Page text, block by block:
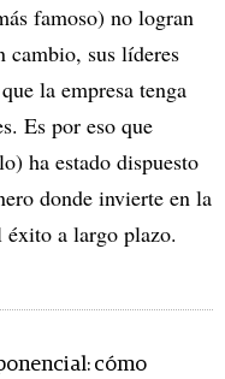
famoso) no logran
cambio, sus líderes
la empresa tenga
Es por eso que
ha estado dispuesto
donde invierte en la
éxito a largo plazo.
cómo